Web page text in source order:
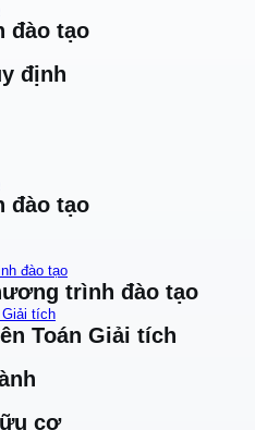
đào tạo
định
đào tạo
đào tạo
trình đào tạo
tích
Toán Giải tích
cơ